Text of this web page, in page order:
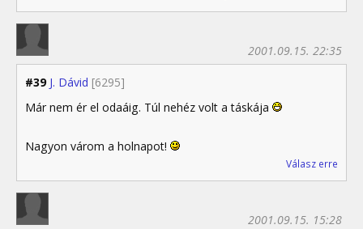
#39 J. Dávid [6295]
2001.09.15. 22:35
Már nem ér el odaáig. Túl nehéz volt a táskája
Nagyon várom a holnapot!
Válasz erre
2001.09.15. 15:28